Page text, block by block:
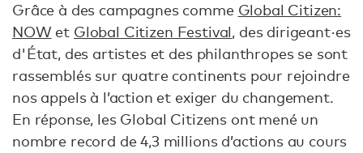
Grâce à des campagnes comme Global Citizen:
NOW et Global Citizen Festival, des dirigeant·es
d'État, des artistes et des philanthropes se sont
rassemblés sur quatre continents pour rejoindre
nos appels à l’action et exiger du changement.
En réponse, les Global Citizens ont mené un
nombre record de 4,3 millions d’actions au cours